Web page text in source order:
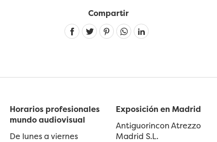
Compartir
Linkedin
Horarios profesionales
mundo audiovisual
De lunes a viernes
Exposición en Madrid
Antiguorincon Atrezzo
Madrid S.L.